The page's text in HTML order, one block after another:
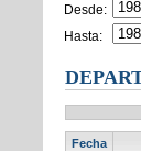
Desde:
Hasta:
Fecha